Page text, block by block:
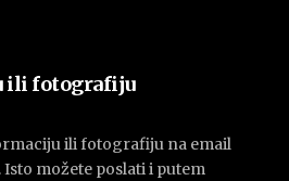
ili fotografiju
ili fotografiju na email
. Isto možete poslati i putem